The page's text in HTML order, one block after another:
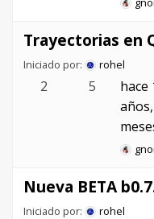
Trayectorias en
Iniciado por: rohel
2 5
hace
Nueva BETA
Iniciado por: rohel